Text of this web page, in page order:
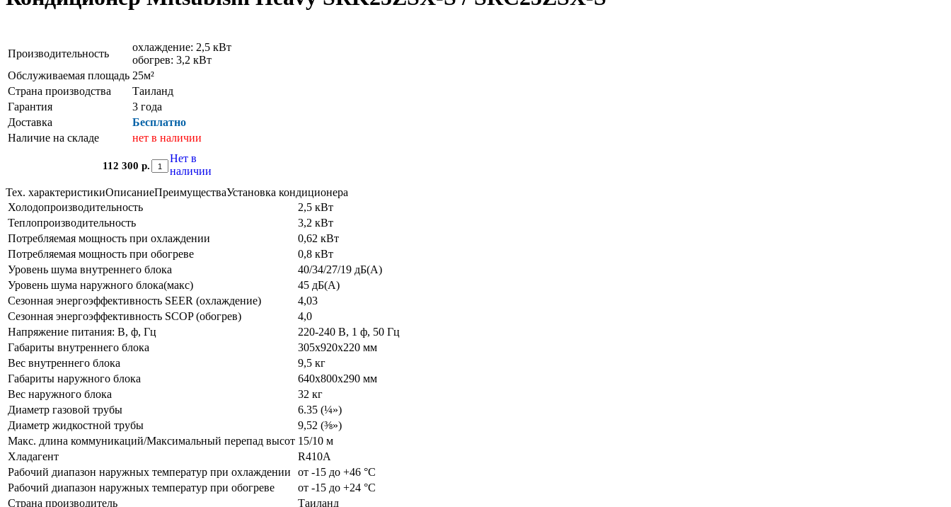
Производительность
охлаждение: 2,5 кВт
обогрев: 3,2 кВт
Обслуживаемая площадь 25м²
Страна производства
Таиланд
Гарантия
3 года
Доставка
Бесплатно
Наличие на складе
нет в наличии
112 300 р.
Нет в
наличии
Тех. характеристикиОписаниеПреимуществаУстановка кондиционера
Холодопроизводительность
2,5 кВт
Теплопроизводительность
3,2 кВт
Потребляемая мощность при охлаждении
0,62 кВт
Потребляемая мощность при обогреве
0,8 кВт
Уровень шума внутреннего блока
40/34/27/19 дБ(А)
Уровень шума наружного блока(макс)
45 дБ(А)
Сезонная энергоэффективность SEER (охлаждение)
4,03
Сезонная энергоэффективность SCOP (обогрев)
4,0
Напряжение питания: В, ф, Гц
220-240 В, 1 ф, 50 Гц
Габариты внутреннего блока
305x920x220 мм
Вес внутреннего блока
9,5 кг
Габариты наружного блока
640x800x290 мм
Вес наружного блока
32 кг
Диаметр газовой трубы
6.35 (¼»)
Диаметр жидкостной трубы
9,52 (⅜»)
Макс. длина коммуникаций/Максимальный перепад высот 15/10 м
Хладагент
R410A
Рабочий диапазон наружных температур при охлаждении
от -15 до +46 °С
Рабочий диапазон наружных температур при обогреве
от -15 до +24 °С
Страна производитель
Таиланд